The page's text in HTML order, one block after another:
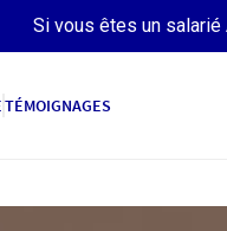
Si vous êtes un
TÉMOIGNAGES